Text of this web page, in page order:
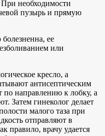
При необходимости
пузырь и прямую
ее
или
кресло, а
антисептическим
направлению к лобку, а
Затем гинеколог делает
малого таза при
отправляют в
правило, врачу удается